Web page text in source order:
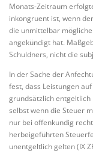
Monats-Zeitraum
inkongruent ist, wenn
die unmittelbar
angekündigt hat.
Schuldners, nicht die
In der Sache der
fest, dass Leistungen
grundsätzlich entgeltlich
selbst wenn die Steuer
nur bei offenkundig
herbeigeführten
unentgeltlich gelten (IX